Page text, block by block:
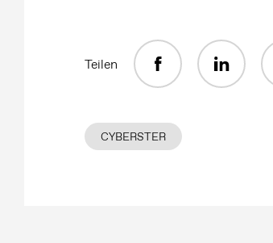
Teilen
CYBERSTER